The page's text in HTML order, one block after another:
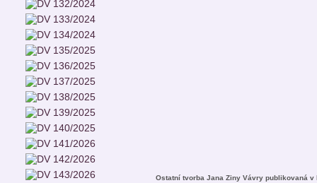
Ostatní tvorba Jana Ziny Vávry publikovaná v